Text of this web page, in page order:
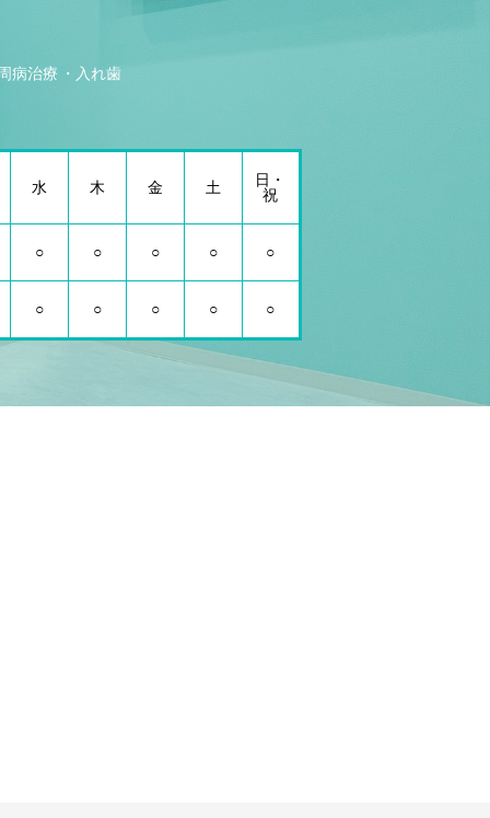
病治療 入れ歯
水 木 金 土
日・
祝
○ ○ ○ ○ ○
○ ○ ○ ○ ○